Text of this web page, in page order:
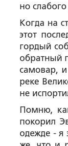
но
Когда на
этот
гордый
обратный
самовар,
реке
не
Помню,
покорил
одежде - я